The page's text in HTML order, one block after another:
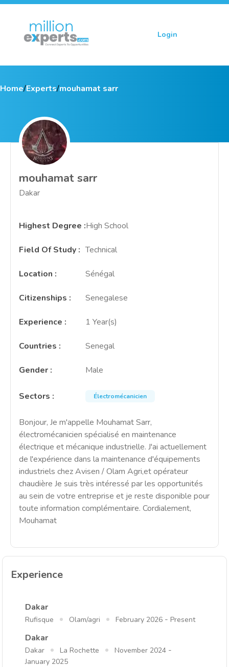
Login
Home/Experts/mouhamat sarr
mouhamat sarr
Dakar
Highest Degree :High School
Field Of Study : Technical
Location : Sénégal
Citizenships : Senegalese
Experience : 1 Year(s)
Countries : Senegal
Gender : Male
Sectors : Électromécanicien
Bonjour, Je m'appelle Mouhamat Sarr,
électromécanicien spécialisé en maintenance
électrique et mécanique industrielle. J'ai actuellement
de l'expérience dans la maintenance d'équipements
industriels chez Avisen / Olam Agri,et opérateur
chaudière Je suis très intéressé par les opportunités
au sein de votre entreprise et je reste disponible pour
toute information complémentaire. Cordialement,
Mouhamat
Experience
Dakar
Rufisque Olam/agri February 2026 - Present
Dakar
Dakar La Rochette November 2024 -
January 2025